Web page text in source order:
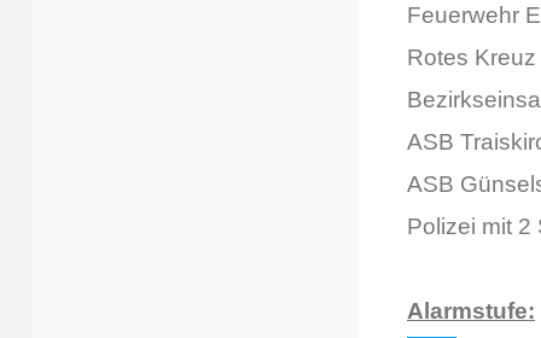
Feuerwehr
Rotes
ASB
ASB
Polizei mit 2
Alarmstufe: